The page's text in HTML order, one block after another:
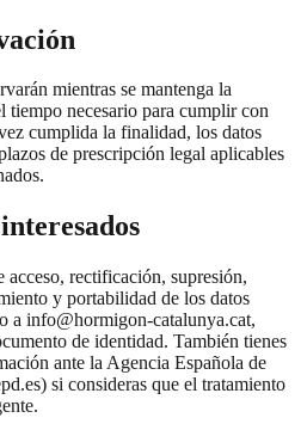
mientras se mantenga la
tiempo necesario para cumplir con
cumplida la finalidad, los datos
de prescripción legal aplicables
acceso, rectificación, supresión,
y portabilidad de los datos
a info@hormigon-catalunya.cat,
de identidad. También tienes
ante la Agencia Española de
si consideras que el tratamiento